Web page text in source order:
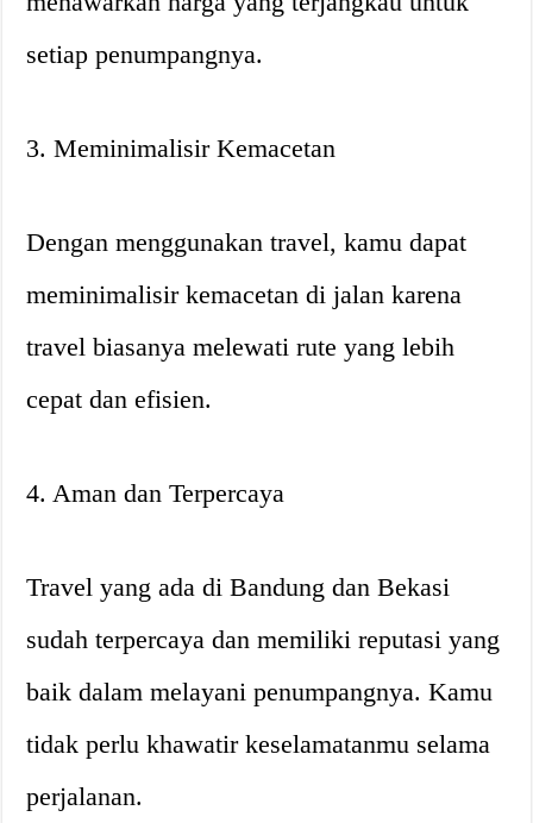
setiap penumpangnya.
3. Meminimalisir Kemacetan
Dengan menggunakan travel, kamu dapat
meminimalisir kemacetan di jalan karena
travel biasanya melewati rute yang lebih
cepat dan efisien.
4. Aman dan Terpercaya
Travel yang ada di Bandung dan Bekasi
sudah terpercaya dan memiliki reputasi yang
baik dalam melayani penumpangnya. Kamu
tidak perlu khawatir keselamatanmu selama
perjalanan.